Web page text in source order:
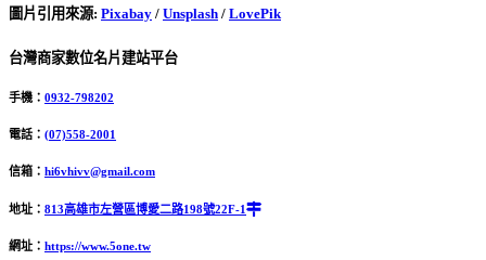
圖片引用來源: Pixabay / Unsplash / LovePik
台灣商家數位名片建站平台
手機： 0932-798202
電話： (07)558-2001
信箱： hi6vhivv@gmail.com
地址： 813高雄市左營區博愛二路198號22F-1
網址： https://www.5one.tw